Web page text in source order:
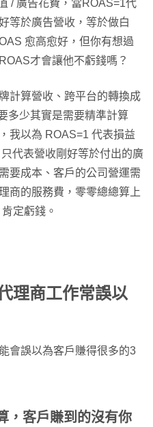
/ 廣告花費，當ROAS=1代
等於廣告營收，等於做白
愈高愈好，但你有想過
才會讓他不虧錢嗎？
計算營收、跨平台的轉換成
多少其實是需要精準計算
我以為 ROAS=1 代表損益
代表營收剛好等於付出的廣
要成本、客戶的公司營運需
商的服務費，零零總總算上
定虧錢。
理商工作常誤以
會誤以為客戶賺得很多的3
，客戶賺到的沒有你